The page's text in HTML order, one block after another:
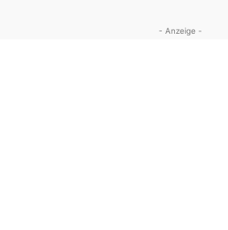
- Anzeige -